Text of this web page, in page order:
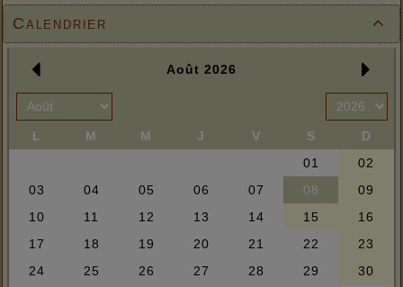

Calendrier